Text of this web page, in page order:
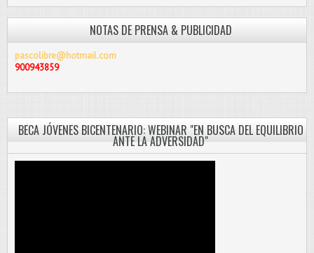
NOTAS DE PRENSA & PUBLICIDAD
pascolibre@hotmail.com
900943859
BECA JÓVENES BICENTENARIO: WEBINAR "EN BUSCA DEL EQUILIBRIO
ANTE LA ADVERSIDAD"